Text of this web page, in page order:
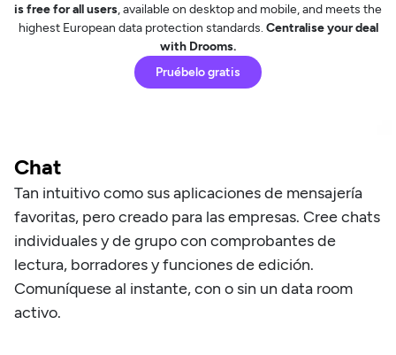
is free for all users, available on desktop and mobile, and meets the
highest European data protection standards. Centralise your deal
with Drooms.
Pruébelo gratis
Chat
Tan intuitivo como sus aplicaciones de mensajería
favoritas, pero creado para las empresas. Cree chats
individuales y de grupo con comprobantes de
lectura, borradores y funciones de edición.
Comuníquese al instante, con o sin un data room
activo.